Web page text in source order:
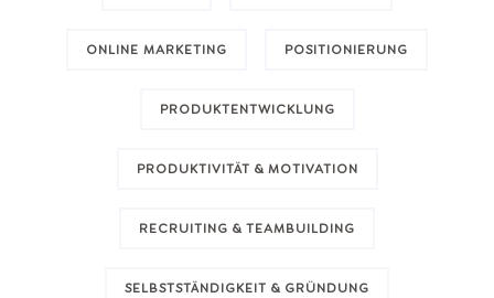
ONLINE MARKETING POSITIONIERUNG
PRODUKTENTWICKLUNG
PRODUKTIVITÄT & MOTIVATION
RECRUITING & TEAMBUILDING
SELBSTSTÄNDIGKEIT & GRÜNDUNG